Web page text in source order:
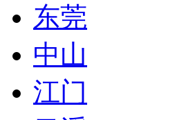
东莞
中山
江门